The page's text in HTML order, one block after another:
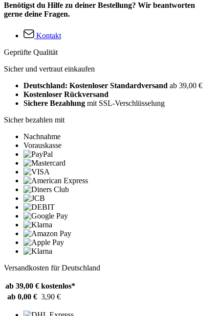
Benötigst du Hilfe zu deiner Bestellung? Wir beantworten
gerne deine Fragen.
Kontakt
Geprüfte Qualität
Sicher und vertraut einkaufen
Deutschland: Kostenloser Standardversand ab 39,00 €
Kostenloser Rückversand
Sichere Bezahlung mit SSL-Verschlüsselung
Sicher bezahlen mit
Nachnahme
Vorauskasse
Versandkosten für Deutschland
ab 39,00 € kostenlos*
ab 0,00 € 3,90 €